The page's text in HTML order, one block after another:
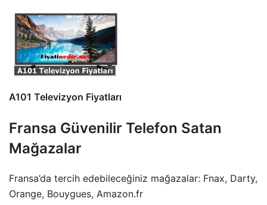
A101 Televizyon Fiyatları
Fransa Güvenilir Telefon Satan
Mağazalar
Fransa’da tercih edebileceğiniz mağazalar: Fnax, Darty,
Orange, Bouygues, Amazon.fr